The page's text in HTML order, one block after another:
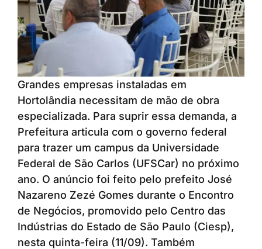
Grandes empresas instaladas em
Hortolândia necessitam de mão de obra
especializada. Para suprir essa demanda, a
Prefeitura articula com o governo federal
para trazer um campus da Universidade
Federal de São Carlos (UFSCar) no próximo
ano. O anúncio foi feito pelo prefeito José
Nazareno Zezé Gomes durante o Encontro
de Negócios, promovido pelo Centro das
Indústrias do Estado de São Paulo (Ciesp),
nesta quinta-feira (11/09). Também